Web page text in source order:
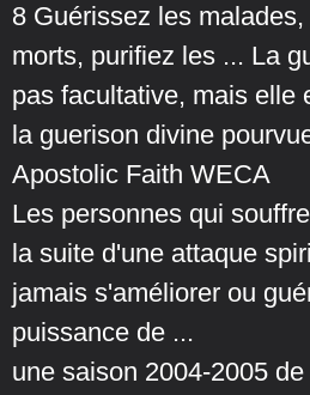
8 Guérissez les
morts, purifiez les ... La
pas facultative, mais elle
la guerison divine
Apostolic Faith WECA
Les personnes qui
la suite d'une attaque
jamais s'améliorer ou
puissance de ...
une saison 2004-2005